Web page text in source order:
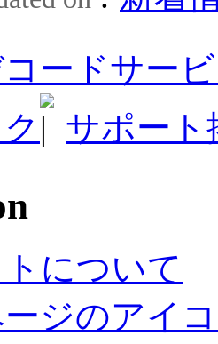
ードサー
サポート
について
ージのアイ